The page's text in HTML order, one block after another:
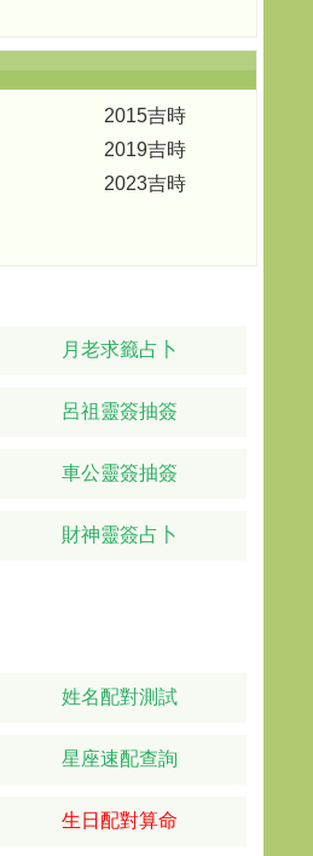
2015吉時
2019吉時
2023吉時
月老求籤占卜
呂祖靈簽抽簽
車公靈簽抽簽
財神靈簽占卜
姓名配對測試
星座速配查詢
生日配對算命